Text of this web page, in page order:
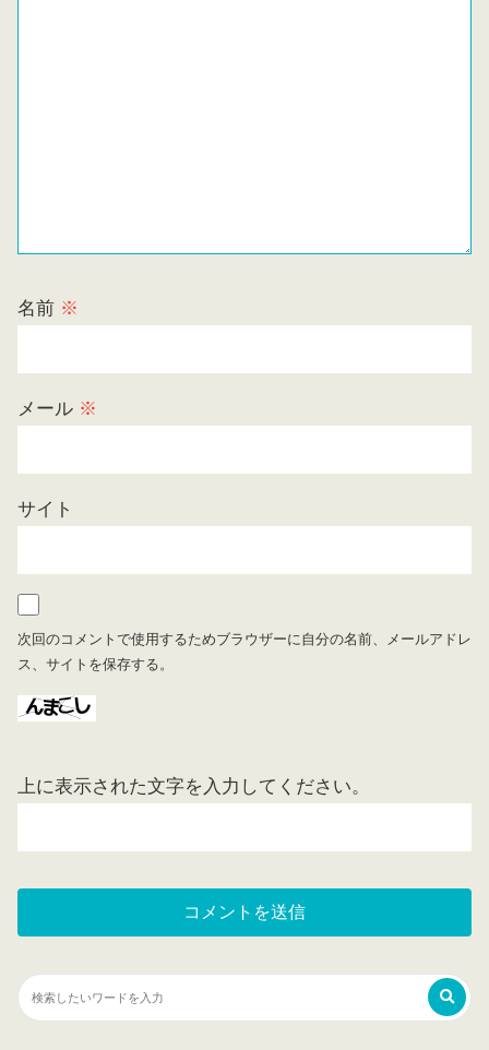
名前 ※
メール ※
サイト
次回のコメントで使用するためブラウザーに自分の名前、メールアドレ
ス、サイトを保存する。
上に表示された文字を入力してください。